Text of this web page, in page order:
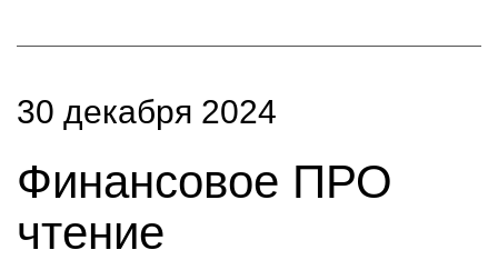
30 декабря 2024
Финансовое ПРО
чтение